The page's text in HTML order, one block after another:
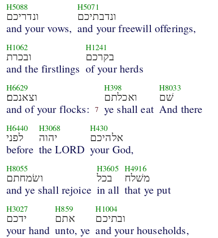
H5088
ונדריכם
and your vows,
H5071
ונדבתיכם
and your freewill offerings,
H1062
ובכרת
and the firstlings
H1241
בקרכם
of your herds
H6629
וצאנכם׃
and of your flocks: 7
H398
ואכלתם
ye shall eat
H8033
שׁם
And there
H6440
לפני
before
H3068
יהוה
the LORD
H430
אלהיכם
your God,
H8055
ושׂמחתם
and ye shall rejoice
H3605
בכל
in all
H4916
משׁלח
that ye put
H3027
ידכם
your hand
H859
אתם
unto, ye
H1004
ובתיכם
and your households,